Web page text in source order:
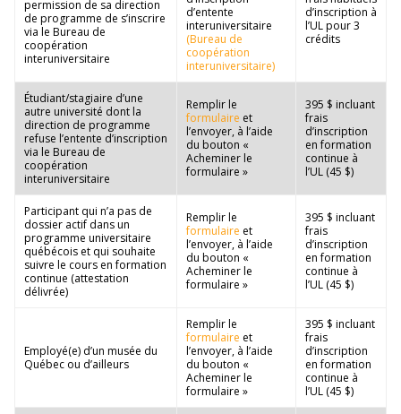
permission de sa direction
de programme de s’inscrire
via le Bureau de
coopération
interuniversitaire
d’entente
interuniversitaire
(Bureau de
coopération
interuniversitaire)
d’inscription à
l’UL pour 3
crédits
Étudiant/stagiaire d’une
autre université dont la
direction de programme
refuse l’entente d’inscription
via le Bureau de
coopération
interuniversitaire
Remplir le
formulaire et
l’envoyer, à l’aide
du bouton «
Acheminer le
formulaire »
395 $ incluant
frais
d’inscription
en formation
continue à
l’UL (45 $)
Participant qui n’a pas de
dossier actif dans un
programme universitaire
québécois et qui souhaite
suivre le cours en formation
continue (attestation
délivrée)
Remplir le
formulaire et
l’envoyer, à l’aide
du bouton «
Acheminer le
formulaire »
395 $ incluant
frais
d’inscription
en formation
continue à
l’UL (45 $)
Employé(e) d’un musée du
Québec ou d’ailleurs
Remplir le
formulaire et
l’envoyer, à l’aide
du bouton «
Acheminer le
formulaire »
395 $ incluant
frais
d’inscription
en formation
continue à
l’UL (45 $)